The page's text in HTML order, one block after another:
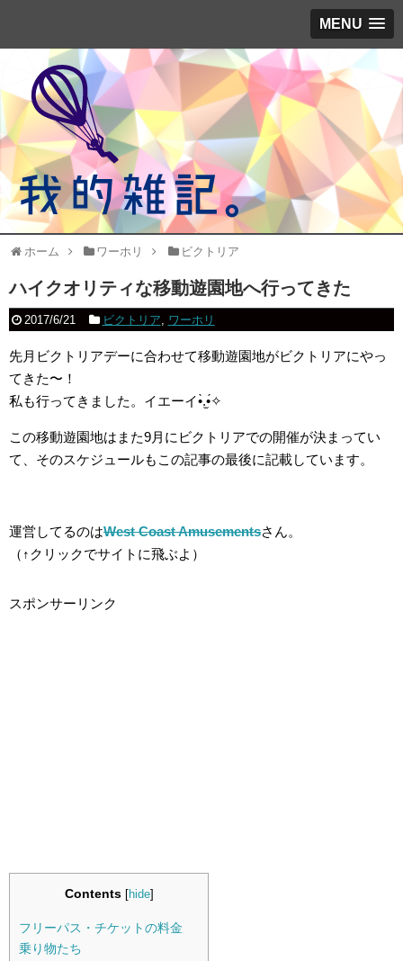
MENU
ホーム ワーホリ ビクトリア
ハイクオリティな移動遊園地へ行ってきた
2017/6/21 ビクトリア, ワーホリ
先月ビクトリアデーに合わせて移動遊園地がビクトリアにやっ
てきた〜！
私も行ってきました。イエーイ•̀.̫•́✧
この移動遊園地はまた9月にビクトリアでの開催が決まってい
て、そのスケジュールもこの記事の最後に記載しています。
運営してるのはWest Coast Amusementsさん。
（↑クリックでサイトに飛ぶよ）
スポンサーリンク
Contents [hide]
フリーパス・チケットの料金
乗り物たち